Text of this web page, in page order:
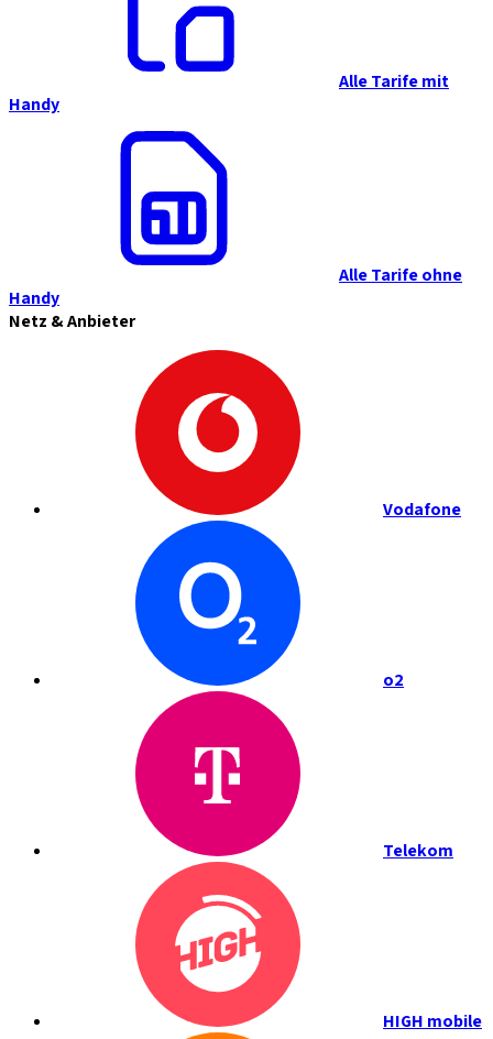
Alle Tarife mit
Handy
Alle Tarife ohne
Handy
Netz & Anbieter
Vodafone
o2
Telekom
HIGH mobile